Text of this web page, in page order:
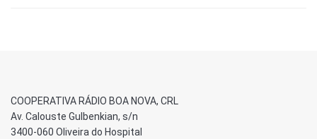
COOPERATIVA RÁDIO BOA NOVA, CRL
Av. Calouste Gulbenkian, s/n
3400-060 Oliveira do Hospital